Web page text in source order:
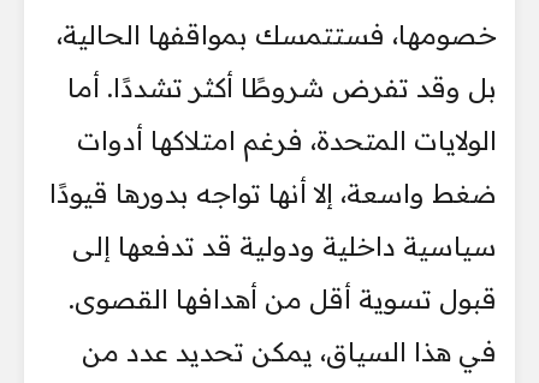
خصومها، فستتمسك بمواقفها الحالية،
بل وقد تفرض شروطًا أكثر تشددًا. أما
الولايات المتحدة، فرغم امتلاكها أدوات
ضغط واسعة، إلا أنها تواجه بدورها قيودًا
سياسية داخلية ودولية قد تدفعها إلى
قبول تسوية أقل من أهدافها القصوى.
في هذا السياق، يمكن تحديد عدد من